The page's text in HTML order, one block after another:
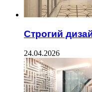
Строгий
24.04.2026